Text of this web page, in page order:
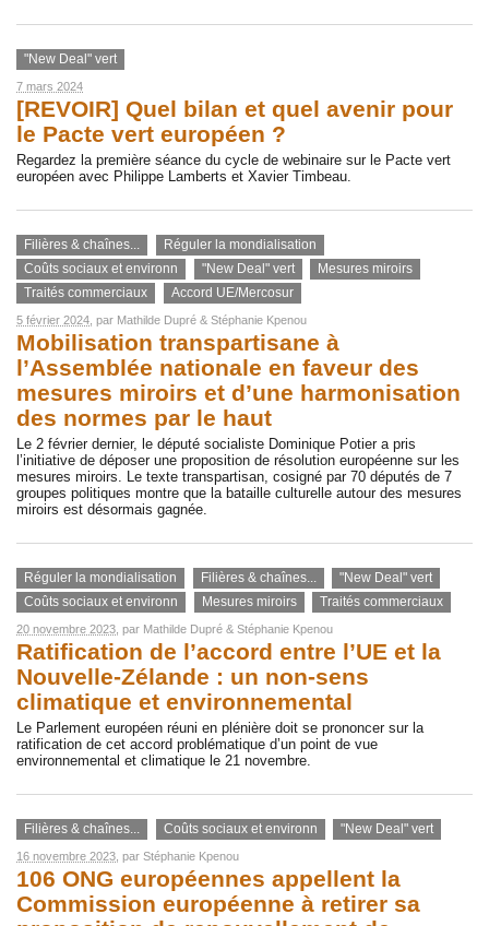
"New Deal" vert
7 mars 2024
[REVOIR] Quel bilan et quel avenir pour
le Pacte vert européen ?
Regardez la première séance du cycle de webinaire sur le Pacte vert
européen avec Philippe Lamberts et Xavier Timbeau.
Filières & chaînes...
Réguler la mondialisation
Coûts sociaux et environn
"New Deal" vert
Mesures miroirs
Traités commerciaux
Accord UE/Mercosur
5 février 2024 , par Mathilde Dupré & Stéphanie Kpenou
Mobilisation transpartisane à
l’Assemblée nationale en faveur des
mesures miroirs et d’une harmonisation
des normes par le haut
Le 2 février dernier, le député socialiste Dominique Potier a pris
l’initiative de déposer une proposition de résolution européenne sur les
mesures miroirs. Le texte transpartisan, cosigné par 70 députés de 7
groupes politiques montre que la bataille culturelle autour des mesures
miroirs est désormais gagnée.
Réguler la mondialisation Filières & chaînes...
"New Deal" vert
Coûts sociaux et environn
Mesures miroirs Traités commerciaux
20 novembre 2023 , par Mathilde Dupré & Stéphanie Kpenou
Ratification de l’accord entre l’UE et la
Nouvelle-Zélande : un non-sens
climatique et environnemental
Le Parlement européen réuni en plénière doit se prononcer sur la
ratification de cet accord problématique d’un point de vue
environnemental et climatique le 21 novembre.
Filières & chaînes... Coûts sociaux et environn "New Deal" vert
16 novembre 2023 , par Stéphanie Kpenou
106 ONG européennes appellent la
Commission européenne à retirer sa